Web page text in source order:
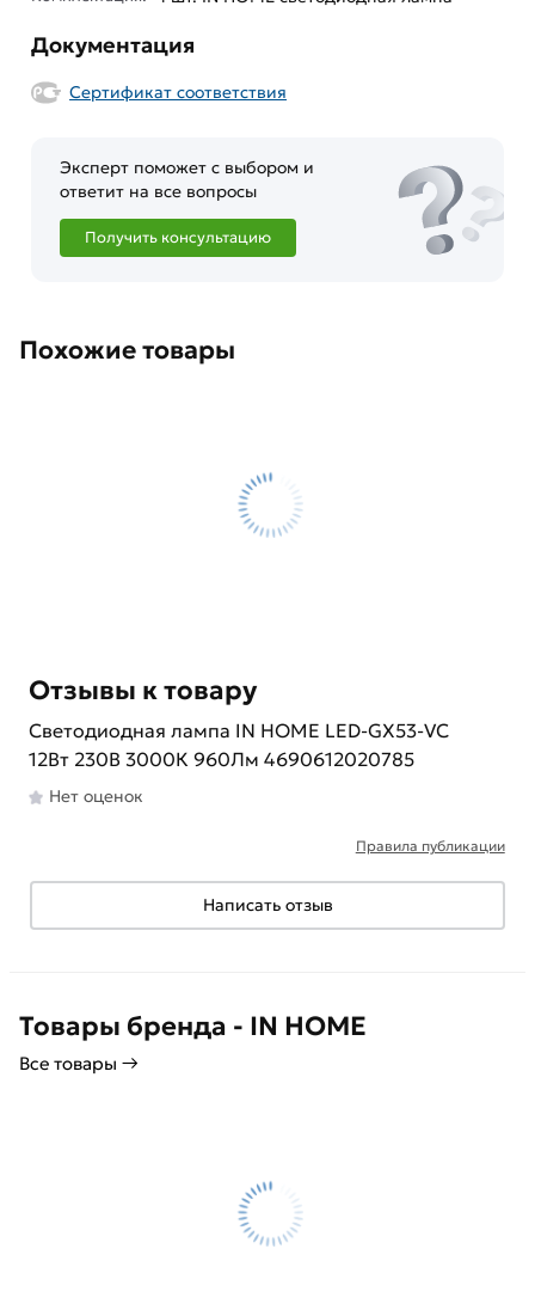
Документация
Сертификат соответствия
Эксперт поможет с выбором и
ответит на все вопросы
Получить консультацию
Похожие товары
Отзывы к товару
Светодиодная лампа IN HOME LED-GX53-VC
12Вт 230В 3000К 960Лм 4690612020785
Нет оценок
Правила публикации
Написать отзыв
Товары бренда - IN HOME
Все товары →